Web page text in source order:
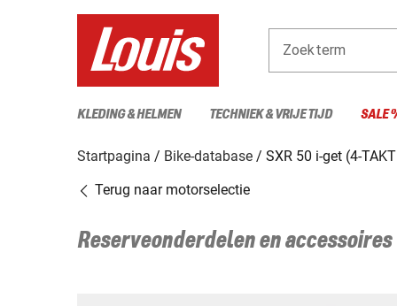
Zoekterm
KLEDING & HELMEN TECHNIEK & VRIJE TIJD SALE
Startpagina Bike-database
SXR 50 i-get (4-
Terug naar motorselectie
Reserveonderdelen en